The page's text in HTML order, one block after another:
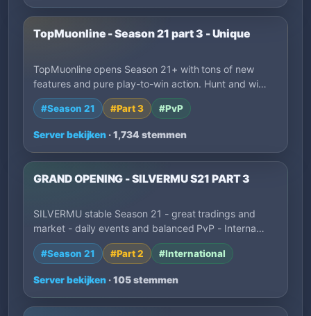
TopMuonline - Season 21 part 3 - Unique
TopMuonline opens Season 21+ with tons of new
features and pure play-to-win action. Hunt and wi…
#Season 21 #Part 3 #PvP
Server bekijken · 1,734 stemmen
GRAND OPENING - SILVERMU S21 PART 3
SILVERMU stable Season 21 - great tradings and
market - daily events and balanced PvP - Interna…
#Season 21 #Part 2 #International
Server bekijken · 105 stemmen